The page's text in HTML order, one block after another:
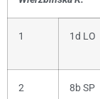
1 1d LO
2 8b SP